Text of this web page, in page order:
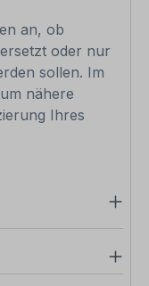
an, ob
oder nur
sollen. Im
nähere
Ihres